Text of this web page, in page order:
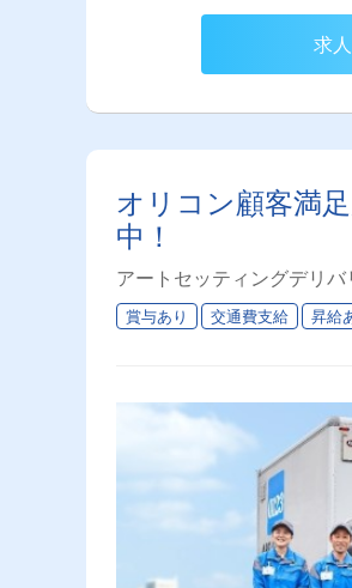
求
オリコン顧客満
中！
アートセッティングデリ
賞与あり 交通費支給 昇給